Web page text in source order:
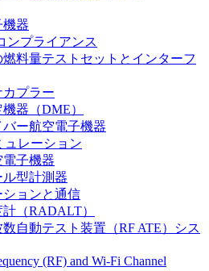
機器
ンプライアンス
料量テストセットとインターフ
カプラー
器（DME）
ー航空電子機器
ュレーション
子機器
ル型計測器
ションと通信
（RADALT）
自動テスト装置（RF ATE）シス
(RF) and Wi-Fi Channel